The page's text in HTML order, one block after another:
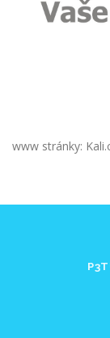
www stránky: